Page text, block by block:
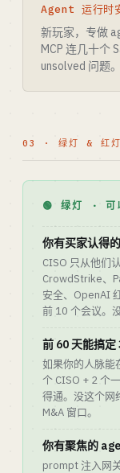
Agent 运行时
新玩家，专做
MCP 连几十个
unsolved 问题
03 · 绿灯 & 红灯
🟢 绿灯 · 可
你有买家认得
CISO 只从他们
CrowdStrike、
安全、OpenAI
前 10 个会议。
前 60 天能搞定
如果你的人脉能
个 CISO + 2 个
得通。没这个网
M&A 窗口。
你有聚焦的
prompt 注入网